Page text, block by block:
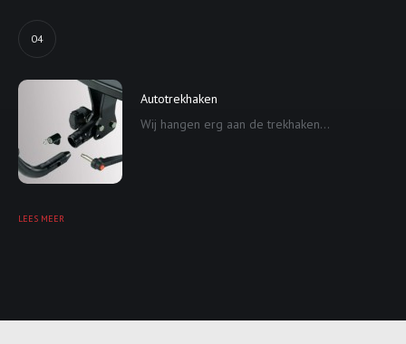
04
Autotrekhaken
Wij hangen erg aan de trekhaken...
LEES MEER